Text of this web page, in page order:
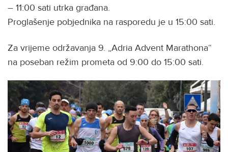
– 11:00 sati utrka građana.
Proglašenje pobjednika na rasporedu je u 15:00 sati.
Za vrijeme održavanja 9. „Adria Advent Marathona“
na poseban režim prometa od 9:00 do 15:00 sati.